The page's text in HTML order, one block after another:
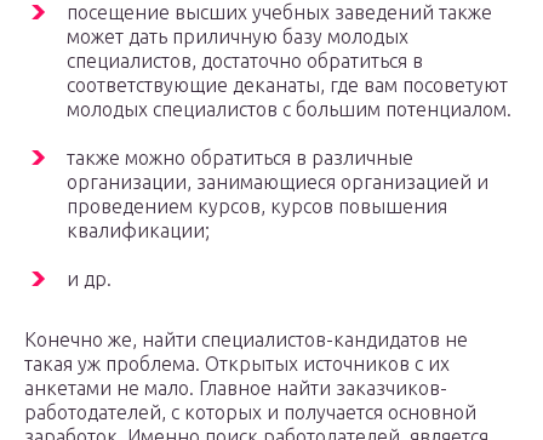
посещение высших учебных заведений также
может дать приличную базу молодых
специалистов, достаточно обратиться в
соответствующие деканаты, где вам посоветуют
молодых специалистов с большим потенциалом.
также можно обратиться в различные
организации, занимающиеся организацией и
проведением курсов, курсов повышения
квалификации;
и др.
Конечно же, найти специалистов-кандидатов не
такая уж проблема. Открытых источников с их
анкетами не мало. Главное найти заказчиков-
работодателей, с которых и получается основной